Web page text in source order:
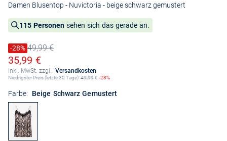
Damen Blusentop - Nuvictoria - beige schwarz gemustert
115 Personen sehen sich das gerade an.
Preis reduziert um
-28%
Alter Preis49,99 €
Ermäßigter Preis
35,99 €
Inkl. MwSt. zzgl. Versandkosten
Niedrigster Preis (letzte 30 Tage):49,99€ -28%
Farbe: Beige Schwarz Gemustert